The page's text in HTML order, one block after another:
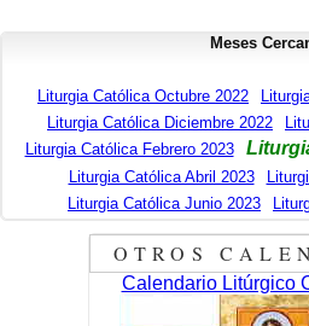
Meses
Liturgia Católica Octubre 2022
Liturgia Católica Diciembre 2022
Liturgia Católica Febrero 2023
Liturgia Católica Abril 2023
Liturgia Católica Junio 2023
OTROS
Calendario Litúrgico